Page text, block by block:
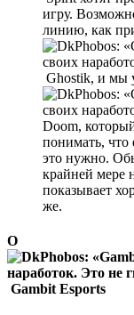
игру.
линию, как
Ghostik, и мы
Doom,
понимать, что
это нужно.
крайней мере
показывает
же.
О
Gambit Esports